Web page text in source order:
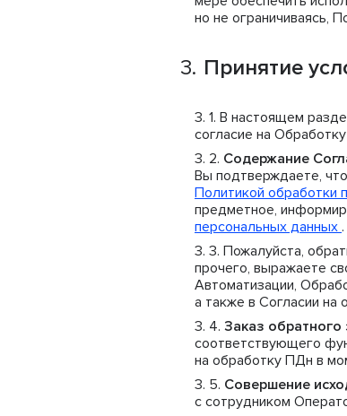
но не ограничиваясь,
Принятие
В настоящем
согласие на
Содержание
Вы подтверждаете,
Политикой обработки
предметное,
персональных данных .
Пожалуйста,
прочего, выражаете
Автоматизации,
а также в Согласии на
Заказ обратного
соответствующего
на обработку ПДн в
Совершение
с сотрудником